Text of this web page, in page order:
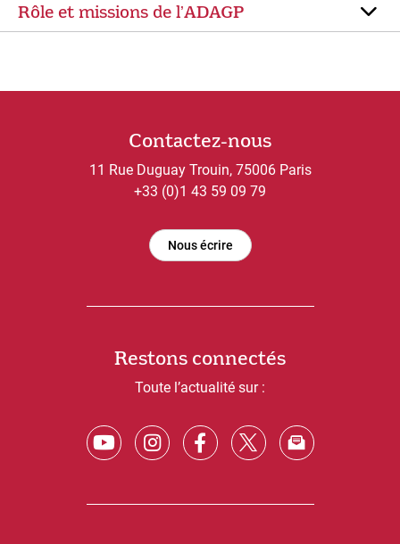
Rôle et missions de lʼADAGP
Contactez-nous
11 Rue Duguay Trouin, 75006 Paris
+33 (0)1 43 59 09 79
Nous écrire
Restons connectés
Toute l’actualité sur :